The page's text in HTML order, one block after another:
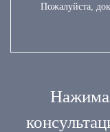
Пожалуйста,